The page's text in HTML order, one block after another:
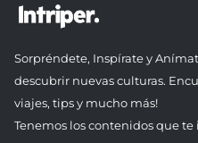
Sorpréndete, Inspírate y
descubrir nuevas culturas.
viajes, tips y mucho más!
Tenemos los contenidos que te